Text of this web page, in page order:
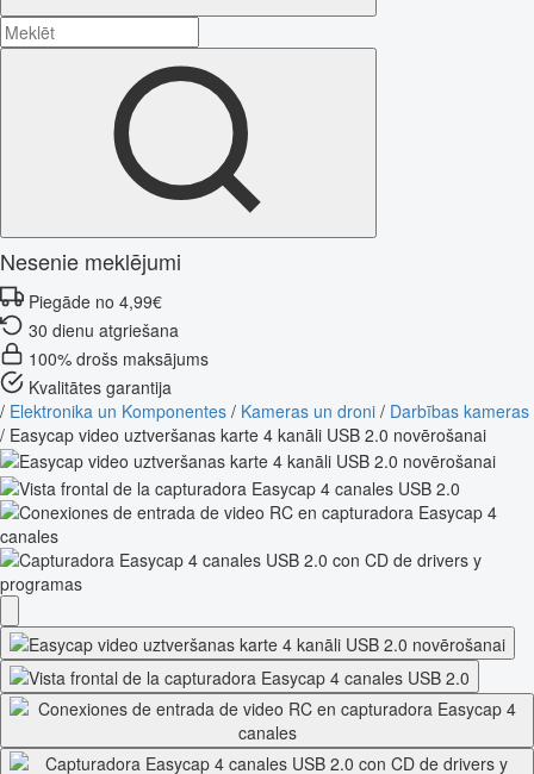
Nesenie meklējumi
Piegāde no 4,99€
30 dienu atgriešana
100% drošs maksājums
Kvalitātes garantija
/ Elektronika un Komponentes / Kameras un droni / Darbības kameras
/ Easycap video uztveršanas karte 4 kanāli USB 2.0 novērošanai